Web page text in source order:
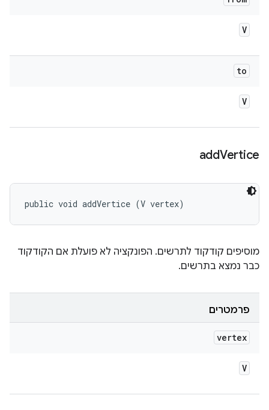
V
to
V
addVertice
public void addVertice (V vertex)
מוסיפים קודקוד לתרשים. הפונקציה לא פועלת אם הקודקוד
כבר נמצא בתרשים.
פרמטרים
vertex
V